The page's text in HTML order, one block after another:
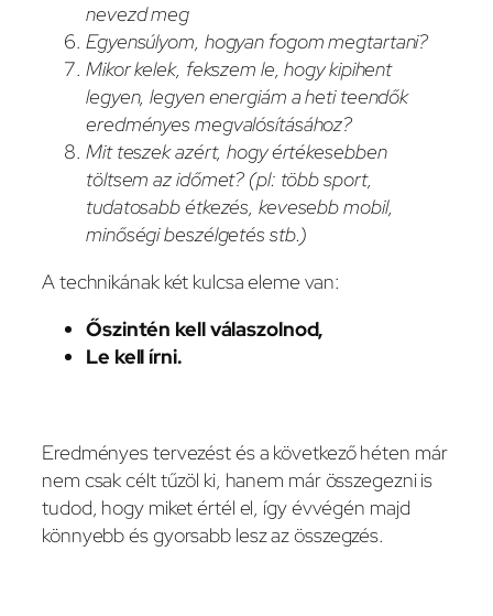
nevezd meg
Egyensúlyom, hogyan fogom megtartani?
Mikor kelek, fekszem le, hogy kipihent
legyen, legyen energiám a heti teendők
eredményes megvalósításához?
Mit teszek azért, hogy értékesebben
töltsem az időmet? (pl: több sport,
tudatosabb étkezés, kevesebb mobil,
minőségi beszélgetés stb.)
A technikának két kulcsa eleme van:
Őszintén kell válaszolnod,
Le kell írni.
Eredményes tervezést és a következő héten már
nem csak célt tűzöl ki, hanem már összegezni is
tudod, hogy miket értél el, így évvégén majd
könnyebb és gyorsabb lesz az összegzés.